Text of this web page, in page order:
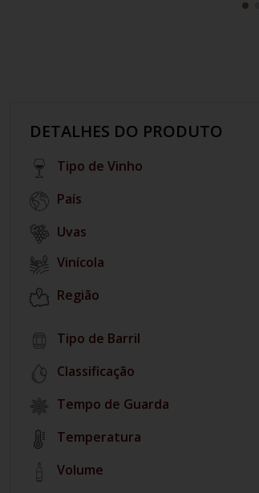
DETALHES DO PRODUTO
Tipo de Vinho
País
Vinícola
Região
Tipo de Barril
Classificação
Tempo de Guarda
Temperatura
Volume